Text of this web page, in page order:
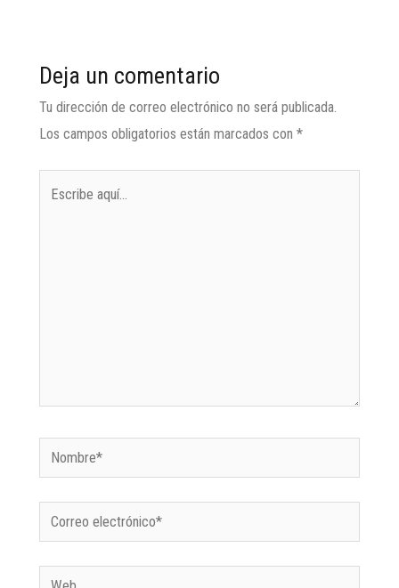
Deja un comentario
Tu dirección de correo electrónico no será publicada.
Los campos obligatorios están marcados con *